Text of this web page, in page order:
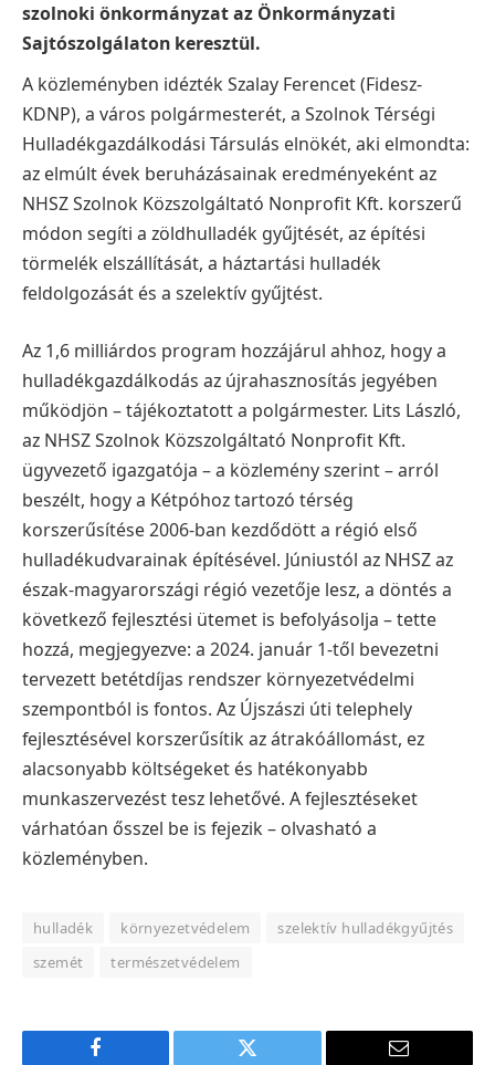
szolnoki önkormányzat az Önkormányzati
Sajtószolgálaton keresztül.
A közleményben idézték Szalay Ferencet (Fidesz-
KDNP), a város polgármesterét, a Szolnok Térségi
Hulladékgazdálkodási Társulás elnökét, aki elmondta:
az elmúlt évek beruházásainak eredményeként az
NHSZ Szolnok Közszolgáltató Nonprofit Kft. korszerű
módon segíti a zöldhulladék gyűjtését, az építési
törmelék elszállítását, a háztartási hulladék
feldolgozását és a szelektív gyűjtést.
Az 1,6 milliárdos program hozzájárul ahhoz, hogy a
hulladékgazdálkodás az újrahasznosítás jegyében
működjön – tájékoztatott a polgármester. Lits László,
az NHSZ Szolnok Közszolgáltató Nonprofit Kft.
ügyvezető igazgatója – a közlemény szerint – arról
beszélt, hogy a Kétpóhoz tartozó térség
korszerűsítése 2006-ban kezdődött a régió első
hulladékudvarainak építésével. Júniustól az NHSZ az
észak-magyarországi régió vezetője lesz, a döntés a
következő fejlesztési ütemet is befolyásolja – tette
hozzá, megjegyezve: a 2024. január 1-től bevezetni
tervezett betétdíjas rendszer környezetvédelmi
szempontból is fontos. Az Újszászi úti telephely
fejlesztésével korszerűsítik az átrakóállomást, ez
alacsonyabb költségeket és hatékonyabb
munkaszervezést tesz lehetővé. A fejlesztéseket
várhatóan ősszel be is fejezik – olvasható a
közleményben.
hulladék környezetvédelem
szelektív hulladékgyűjtés
szemét
természetvédelem